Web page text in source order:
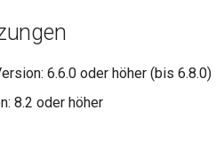
6.6.0 oder höher (bis 6.8.0)
8.2 oder höher